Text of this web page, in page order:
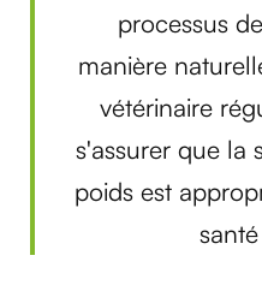
processus
manière
vétérinaire
s'assurer que la
poids est